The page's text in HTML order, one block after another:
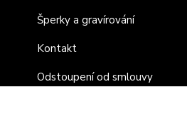
Šperky a gravírování
Kontakt
Odstoupení od smlouvy